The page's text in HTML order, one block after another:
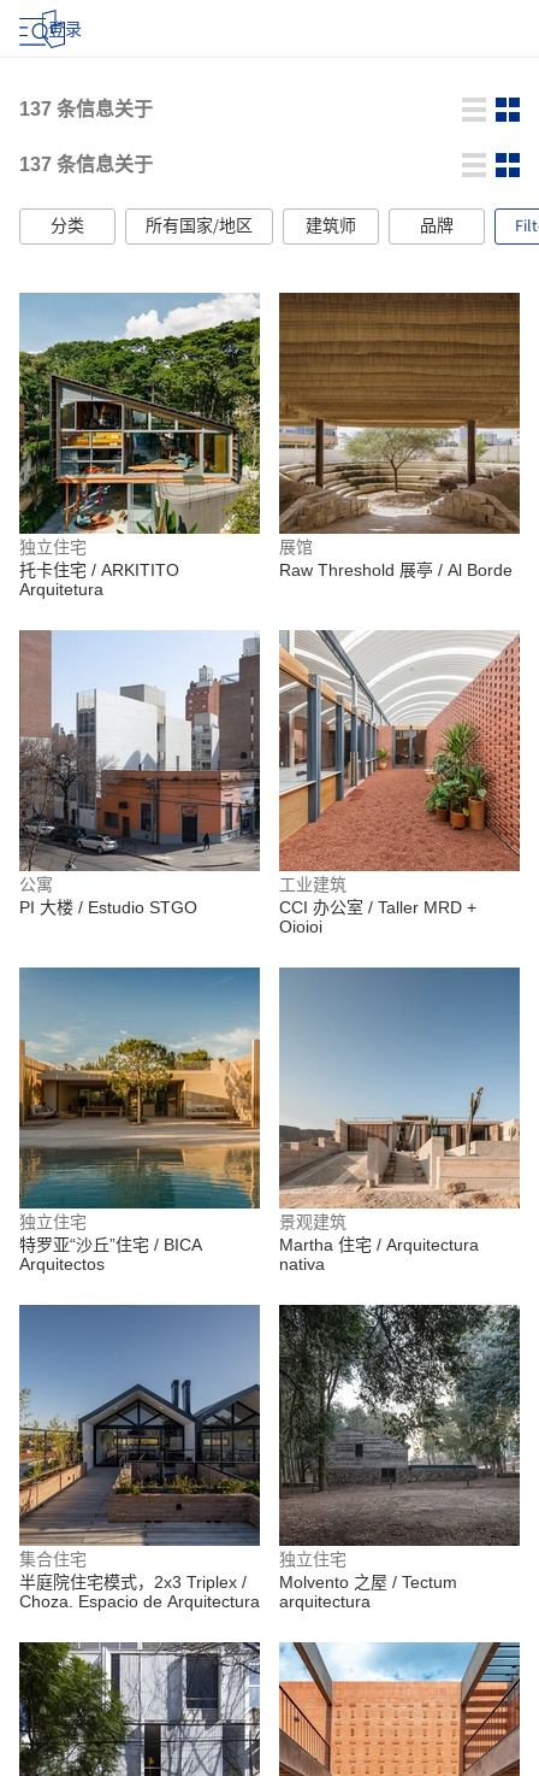
登录
137 条信息关于
137 条信息关于
分类 所有国家/地区 建筑师 品牌
独立住宅
托卡住宅 / ARKITITO
Arquitetura
展馆
Raw Threshold 展亭 / Al Borde
公寓
PI 大楼 / Estudio STGO
工业建筑
CCI 办公室 / Taller MRD +
Oioioi
独立住宅
特罗亚“沙丘”住宅 / BICA
Arquitectos
景观建筑
Martha 住宅 / Arquitectura
nativa
集合住宅
半庭院住宅模式，2x3 Triplex /
Choza. Espacio de Arquitectura
独立住宅
Molvento 之屋 / Tectum
arquitectura